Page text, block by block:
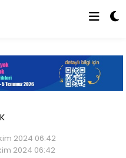
2024 06:42
2024 06:42